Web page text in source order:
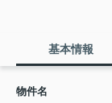
基本情報
物件名